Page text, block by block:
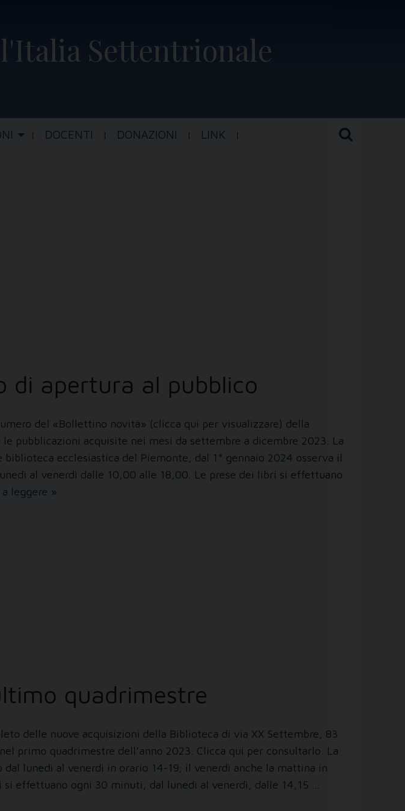
Settentrionale
DOCENTI DONAZIONI LINK
di apertura al pubblico
del «Bollettino novità» (clicca qui per visualizzare) della
pubblicazioni acquisite nei mesi da settembre a dicembre 2023. La
ecclesiastica del Piemonte, dal 1° gennaio 2024 osserva il
al venerdì dalle 10,00 alle 18,00. Le prese dei libri si effettuano
leggere Ultimi
»
quadrimestre
delle nuove acquisizioni della Biblioteca di via XX Settembre, 83
primo quadrimestre dell’anno 2023. Clicca qui per consultarlo. La
dal lunedì al venerdì in orario 14-19; il venerdì anche la mattina in
effettuano ogni 30 minuti, dal lunedì al venerdì, dalle 14,15 …